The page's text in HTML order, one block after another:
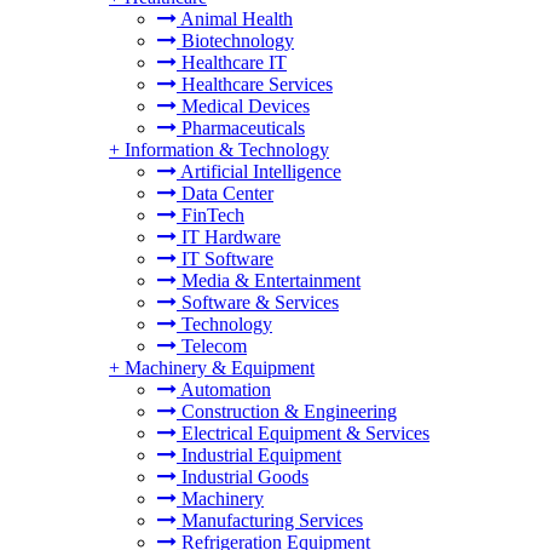
Animal Health
Biotechnology
Healthcare IT
Healthcare Services
Medical Devices
Pharmaceuticals
+ Information & Technology
Artificial Intelligence
Data Center
FinTech
IT Hardware
IT Software
Media & Entertainment
Software & Services
Technology
Telecom
+ Machinery & Equipment
Automation
Construction & Engineering
Electrical Equipment & Services
Industrial Equipment
Industrial Goods
Machinery
Manufacturing Services
Refrigeration Equipment